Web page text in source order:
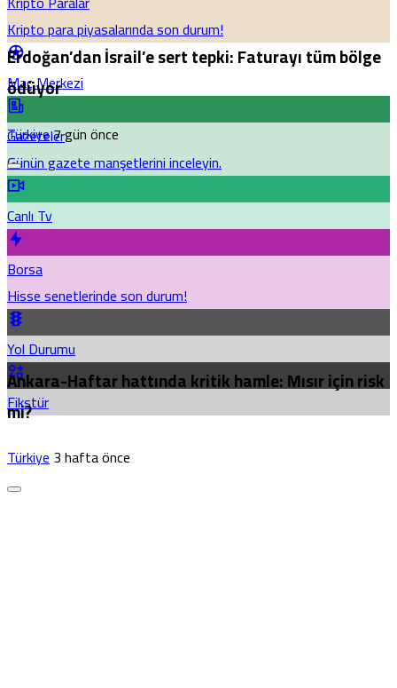
Kripto para piyasalarında son durum!
Maç Merkezi
Gazeteler
Günün gazete manşetlerini inceleyin.
Canlı Tv
Borsa
Hisse senetlerinde son durum!
Yol Durumu
Fikstür
Erdoğan’dan İsrail’e sert tepki: Faturayı tüm bölge
ödüyor
Türkiye7 gün önce
Ankara-Haftar hattında kritik hamle: Mısır için risk
mi?
Türkiye3 hafta önce